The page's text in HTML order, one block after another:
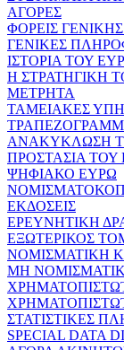
ΑΓΟΡΕΣ
ΦΟΡΕΙΣ
ΓΕΝΙΚΕΣ
ΙΣΤΟΡΙΑ ΤΟΥ
Η ΣΤΡΑΤΗΓΙΚΗ
ΜΕΤΡΗΤΑ
ΤΑΜΕΙΑΚΕΣ
ΑΝΑΚΥΚΛΩΣΗ
ΠΡΟΣΤΑΣΙΑ ΤΟΥ
ΨΗΦΙΑΚΟ ΕΥΡΩ
ΕΚΔΟΣΕΙΣ
ΕΡΕΥΝΗΤΙΚΗ
ΕΞΩΤΕΡΙΚΟΣ
ΝΟΜΙΣΜΑΤΙΚΗ
ΜΗ
ΣΤΑΤΙΣΤΙΚΕΣ
SPECIAL DATA